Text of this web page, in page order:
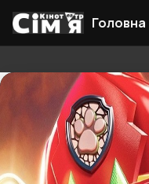
Головна